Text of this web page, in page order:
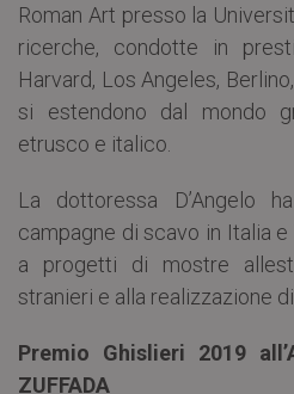
Roman Art presso la
ricerche, condotte in
Harvard, Los Angeles,
si estendono dal mondo
etrusco e italico.
La dottoressa D’Angelo
campagne di scavo in Italia
a progetti di mostre
stranieri e alla realizzazione
Premio Ghislieri 2019
ZUFFADA